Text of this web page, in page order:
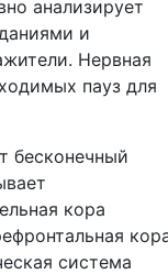
анализирует
и
Нервная
пауз для
бесконечный
кора
система